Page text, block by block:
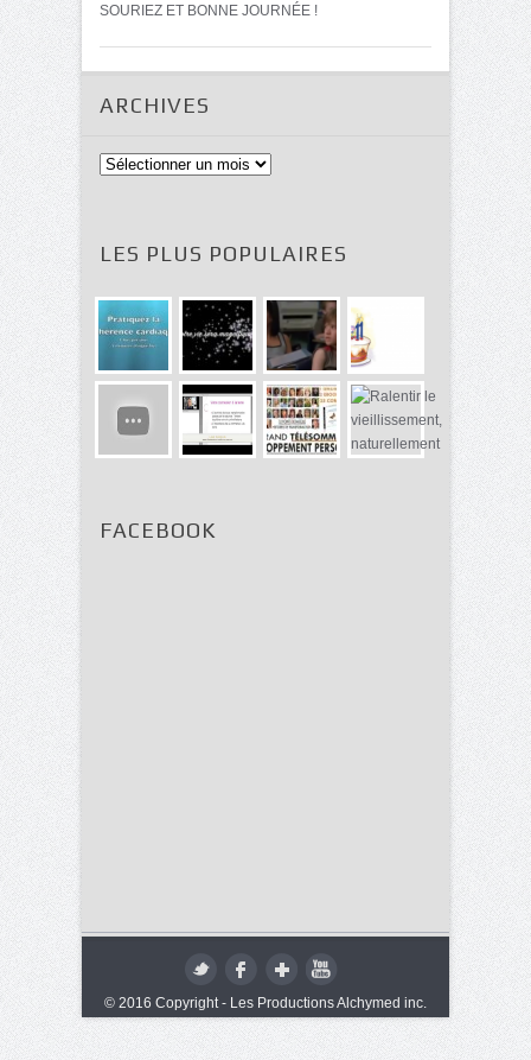
SOURIEZ ET BONNE JOURNÉE !
ARCHIVES
Archives
LES PLUS POPULAIRES
FACEBOOK
© 2016 Copyright - Les Productions Alchymed inc.